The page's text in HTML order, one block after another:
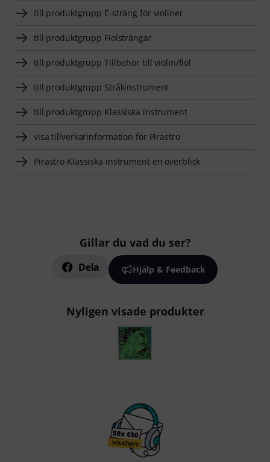
till produktgrupp E-sträng för violiner
till produktgrupp Fiolsträngar
till produktgrupp Tillbehör till violin/fiol
till produktgrupp Stråkinstrument
till produktgrupp Klassiska instrument
visa tillverkarinformation för Pirastro
Pirastro Klassiska instrument en överblick
Gillar du vad du ser?
Dela Hjälp & Feedback
Nyligen visade produkter